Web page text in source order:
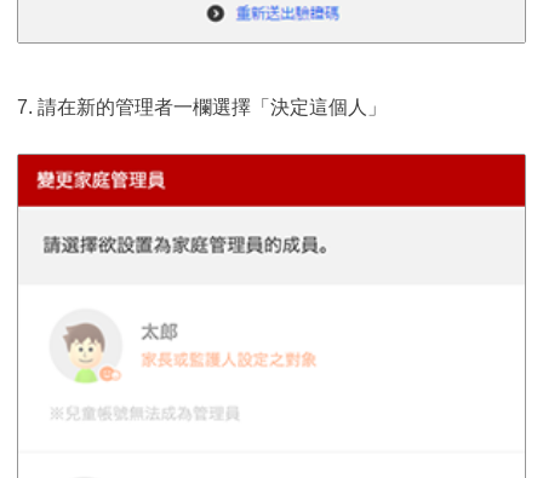
7. 請在新的管理者一欄選擇「決定這個人」